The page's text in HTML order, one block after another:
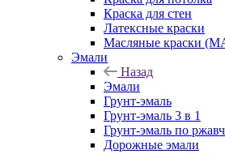
Краска для стен
Латексные краски
Масляные краски
Эмали
Назад
Эмали
Грунт-эмаль
Грунт-эмаль 3 в 1
Грунт-эмаль по
Дорожные эмали